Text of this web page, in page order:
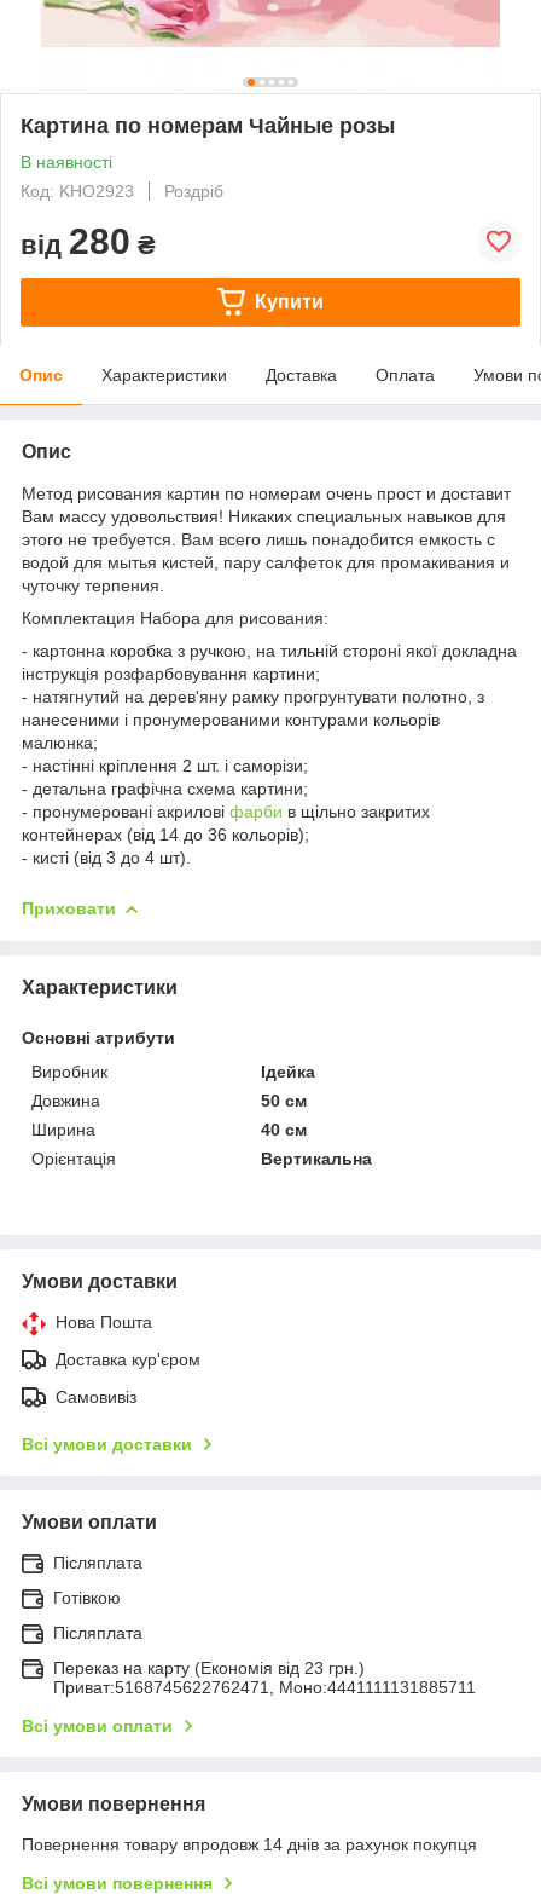
Картина по номерам Чайные розы
В наявності
Код: KHO2923
Роздріб
від 280 ₴
Купити
Опис Характеристики Доставка Оплата Умови
Опис
Метод рисования картин по номерам очень прост и доставит
Вам массу удовольствия! Никаких специальных навыков для
этого не требуется. Вам всего лишь понадобится емкость с
водой для мытья кистей, пару салфеток для промакивания и
чуточку терпения.
Комплектация Набора для рисования:
- картонна коробка з ручкою, на тильній стороні якої докладна
інструкція розфарбовування картини;
- натягнутий на дерев'яну рамку прогрунтувати полотно, з
нанесеними і пронумерованими контурами кольорів
малюнка;
- настінні кріплення 2 шт. і саморізи;
- детальна графічна схема картини;
- пронумеровані акрилові фарби в щільно закритих
контейнерах (від 14 до 36 кольорів);
- кисті (від 3 до 4 шт).
Приховати
Характеристики
Основні атрибути
Виробник
Ідейка
Довжина
50 см
Ширина
40 см
Орієнтація
Вертикальна
Умови доставки
Нова Пошта
Доставка кур'єром
Самовивіз
Всі умови доставки
Умови оплати
Післяплата
Готівкою
Післяплата
Переказ на карту (Економія від 23 грн.)
Приват:5168745622762471, Моно:4441111131885711
Всі умови оплати
Умови повернення
Повернення товару впродовж 14 днів за рахунок покупця
Всі умови повернення